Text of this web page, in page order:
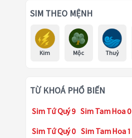
SIM THEO MỆNH
Kim Mộc Thuỷ
TỪ KHOÁ PHỔ BIẾN
Sim Tứ Quý 9 Sim Tam Hoa 0
Sim Tứ Quý 0 Sim Tam Hoa 1